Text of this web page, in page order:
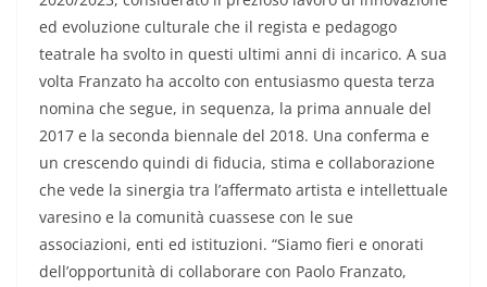
ed evoluzione culturale che il regista e pedagogo
teatrale ha svolto in questi ultimi anni di incarico. A sua
volta Franzato ha accolto con entusiasmo questa terza
nomina che segue, in sequenza, la prima annuale del
2017 e la seconda biennale del 2018. Una conferma e
un crescendo quindi di fiducia, stima e collaborazione
che vede la sinergia tra l’affermato artista e intellettuale
varesino e la comunità cuassese con le sue
associazioni, enti ed istituzioni. “Siamo fieri e onorati
dell’opportunità di collaborare con Paolo Franzato,